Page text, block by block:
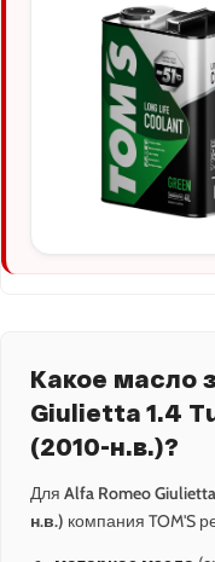
Какое масло
Giulietta 1.4
(2010-н.в.)?
Для Alfa Romeo
н.в.) компания TOM'S